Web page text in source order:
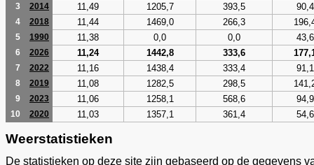
3 2014 11,49 1205,7 393,5 90,4
4 2018 11,44 1469,0 266,3
5 1990 11,38 0,0 0,0 43,6
6 2026 11,24 1442,8 333,6
7 2022 11,16 1438,4 333,4 91,1
8 2019 11,08 1282,5 298,5
9 2023 11,06 1258,1 568,6 94,9
10 2020 11,03 1357,1 361,4 54,6
Weerstatistieken
De statistieken op deze site zijn gebaseerd op de gegevens